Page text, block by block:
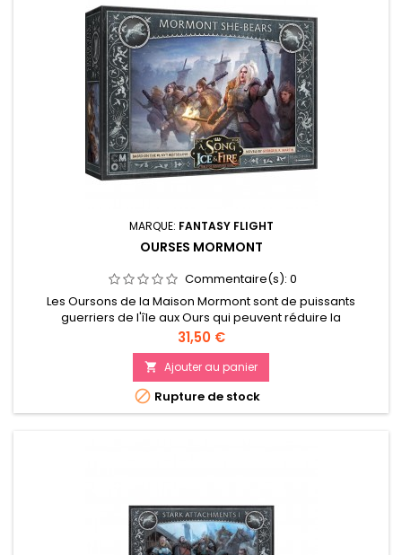
MARQUE: FANTASY FLIGHT
OURSES MORMONT
Commentaire(s): 0
Les Oursons de la Maison Mormont sont de puissants
guerriers de l'île aux Ours qui peuvent réduire la
détermination de leurs ennemis tout en conservant la leur.
Prix
31,50 €
 Ajouter au panier
 Rupture de stock